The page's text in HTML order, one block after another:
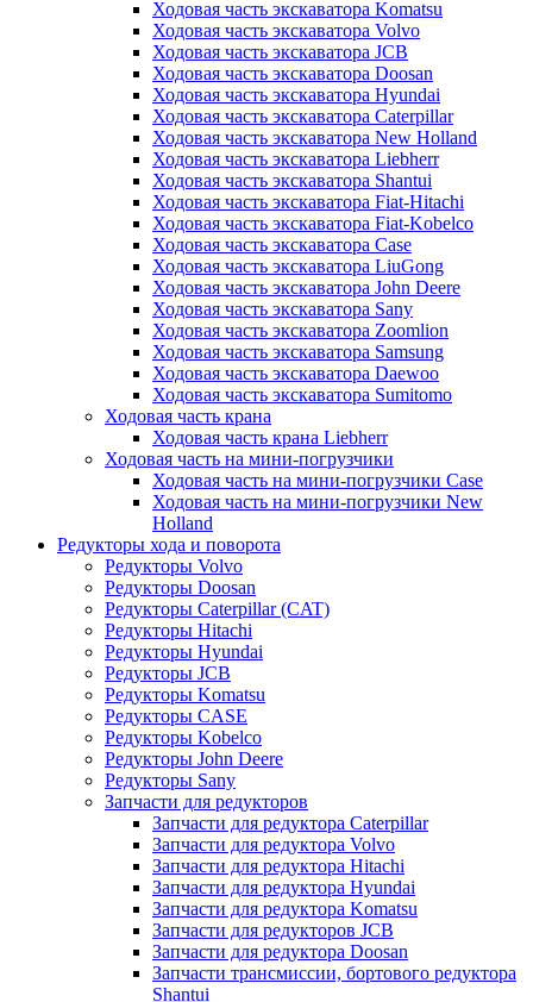
Ходовая часть экскаватора Komatsu
Ходовая часть экскаватора Volvo
Ходовая часть экскаватора JCB
Ходовая часть экскаватора Doosan
Ходовая часть экскаватора Hyundai
Ходовая часть экскаватора Caterpillar
Ходовая часть экскаватора New Holland
Ходовая часть экскаватора Liebherr
Ходовая часть экскаватора Shantui
Ходовая часть экскаватора Fiat-Hitachi
Ходовая часть экскаватора Fiat-Kobelco
Ходовая часть экскаватора Case
Ходовая часть экскаватора LiuGong
Ходовая часть экскаватора John Deere
Ходовая часть экскаватора Sany
Ходовая часть экскаватора Zoomlion
Ходовая часть экскаватора Samsung
Ходовая часть экскаватора Daewoo
Ходовая часть экскаватора Sumitomo
Ходовая часть крана
Ходовая часть крана Liebherr
Ходовая часть на мини-погрузчики
Ходовая часть на мини-погрузчики Case
Ходовая часть на мини-погрузчики New
Holland
Редукторы хода и поворота
Редукторы Volvo
Редукторы Doosan
Редукторы Caterpillar (CAT)
Редукторы Hitachi
Редукторы Hyundai
Редукторы JCB
Редукторы Komatsu
Редукторы CASE
Редукторы Kobelco
Редукторы John Deere
Редукторы Sany
Запчасти для редукторов
Запчасти для редуктора Caterpillar
Запчасти для редуктора Volvo
Запчасти для редуктора Hitachi
Запчасти для редуктора Hyundai
Запчасти для редуктора Komatsu
Запчасти для редукторов JCB
Запчасти для редуктора Doosan
Запчасти трансмиссии, бортового редуктора
Shantui